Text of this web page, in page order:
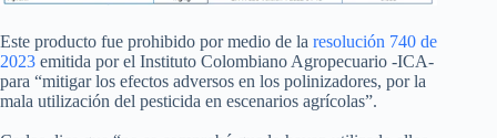
Este producto fue prohibido por medio de la resolución 740 de
2023 emitida por el Instituto Colombiano Agropecuario -ICA-
para “mitigar los efectos adversos en los polinizadores, por la
mala utilización del pesticida en escenarios agrícolas”.